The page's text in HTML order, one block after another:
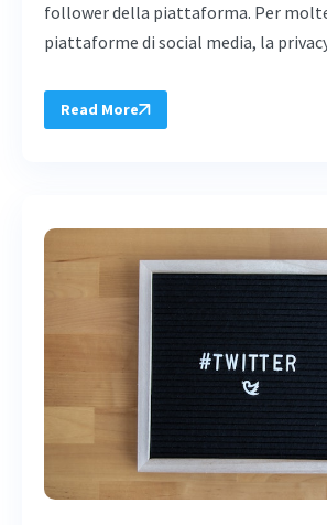
follower della piattaforma. Per
piattaforme di social media, la
Read More